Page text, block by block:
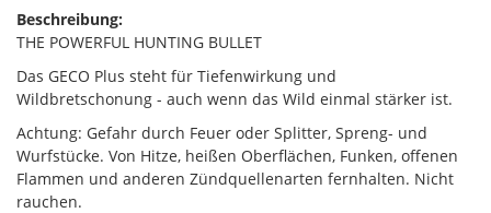
Beschreibung:
THE POWERFUL HUNTING BULLET
Das GECO Plus steht für Tiefenwirkung und
Wildbretschonung - auch wenn das Wild einmal stärker ist.
Achtung: Gefahr durch Feuer oder Splitter, Spreng- und
Wurfstücke. Von Hitze, heißen Oberflächen, Funken, offenen
Flammen und anderen Zündquellenarten fernhalten. Nicht
rauchen.